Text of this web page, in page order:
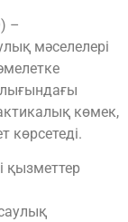
–
мәселелері
көмек,
көрсетеді.
қызметтер